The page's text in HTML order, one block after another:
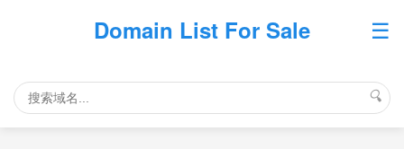
Domain List For Sale ☰
🔍